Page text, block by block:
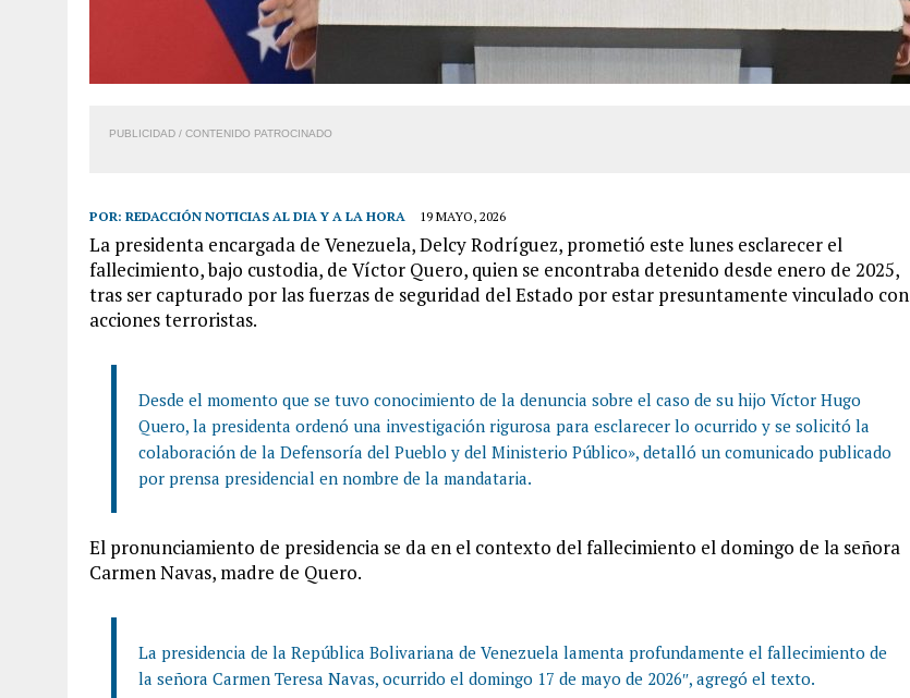
PUBLICIDAD / CONTENIDO PATROCINADO
POR: REDACCIÓN NOTICIAS AL DIA Y A LA HORA 19 MAYO, 2026
La presidenta encargada de Venezuela, Delcy Rodríguez, prometió este lunes esclarecer el
fallecimiento, bajo custodia, de Víctor Quero, quien se encontraba detenido desde enero de 2025,
tras ser capturado por las fuerzas de seguridad del Estado por estar presuntamente vinculado con
acciones terroristas.
Desde el momento que se tuvo conocimiento de la denuncia sobre el caso de su hijo Víctor Hugo
Quero, la presidenta ordenó una investigación rigurosa para esclarecer lo ocurrido y se solicitó la
colaboración de la Defensoría del Pueblo y del Ministerio Público», detalló un comunicado publicado
por prensa presidencial en nombre de la mandataria.
El pronunciamiento de presidencia se da en el contexto del fallecimiento el domingo de la señora
Carmen Navas, madre de Quero.
La presidencia de la República Bolivariana de Venezuela lamenta profundamente el fallecimiento de
la señora Carmen Teresa Navas, ocurrido el domingo 17 de mayo de 2026″, agregó el texto.